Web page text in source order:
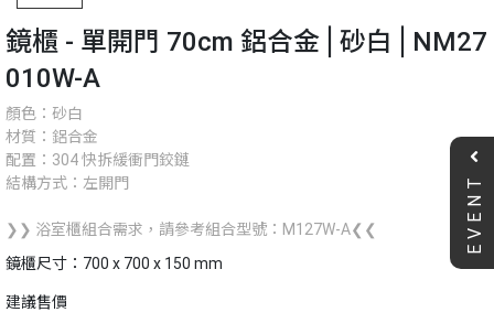
鏡櫃 - 單開門 70cm 鋁合金⎪砂白⎪NM27
010W-A
顏色：砂白
材質：鋁合金
配置：304 快拆緩衝門鉸鏈
結構方式：左開門
❯❯ 浴室櫃組合需求，請參考組合型號：M127W-A❮❮
鏡櫃尺寸：700 x 700 x 150 mm
建議售價
EVENT